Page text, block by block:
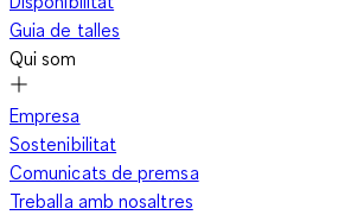
Guia de talles
Qui som
Empresa
Sostenibilitat
Comunicats de premsa
Treballa amb nosaltres